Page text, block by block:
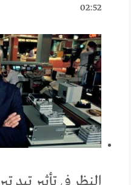
02:52